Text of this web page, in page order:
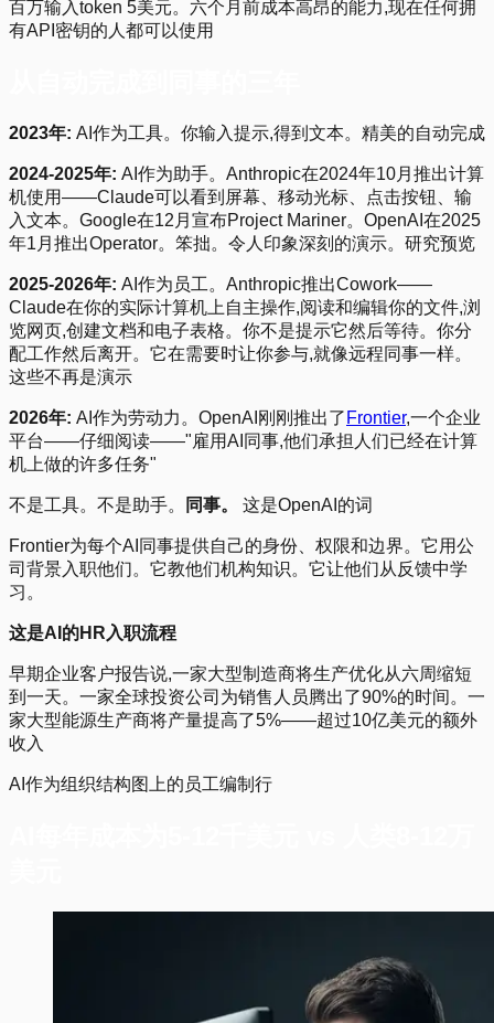
百万输入token 5美元。六个月前成本高昂的能力,现在任何拥
有API密钥的人都可以使用
2023年: AI作为工具。你输入提示,得到文本。精美的自动完成
2024-2025年: AI作为助手。Anthropic在2024年10月推出计算
机使用——Claude可以看到屏幕、移动光标、点击按钮、输
入文本。Google在12月宣布Project Mariner。OpenAI在2025
年1月推出Operator。笨拙。令人印象深刻的演示。研究预览
2025-2026年: AI作为员工。Anthropic推出Cowork——
Claude在你的实际计算机上自主操作,阅读和编辑你的文件,浏
览网页,创建文档和电子表格。你不是提示它然后等待。你分
配工作然后离开。它在需要时让你参与,就像远程同事一样。
这些不再是演示
2026年: AI作为劳动力。OpenAI刚刚推出了 Frontier,一个企业
平台——仔细阅读——"雇用AI同事,他们承担人们已经在计算
机上做的许多任务"
不是工具。不是助手。 同事。 这是OpenAI的词
Frontier为每个AI同事提供自己的身份、权限和边界。它用公
司背景入职他们。它教他们机构知识。它让他们从反馈中学
习。
这是AI的HR入职流程
早期企业客户报告说,一家大型制造商将生产优化从六周缩短
到一天。一家全球投资公司为销售人员腾出了90%的时间。一
家大型能源生产商将产量提高了5%——超过10亿美元的额外
收入
AI作为组织结构图上的员工编制行